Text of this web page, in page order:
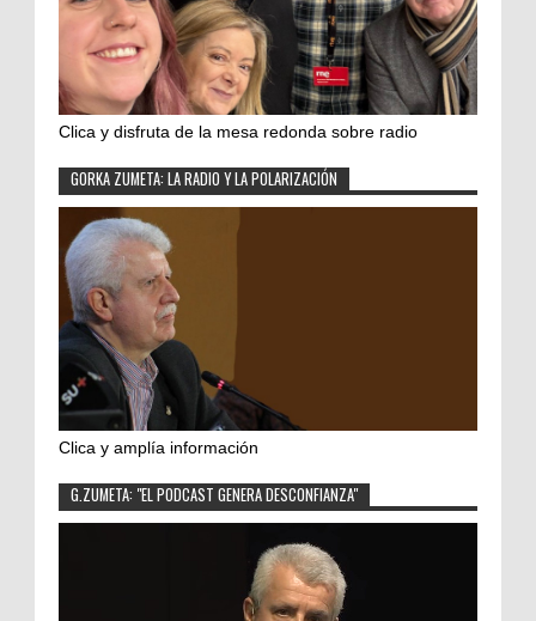
Clica y disfruta de la mesa redonda sobre radio
GORKA ZUMETA: LA RADIO Y LA POLARIZACIÓN
Clica y amplía información
G.ZUMETA: "EL PODCAST GENERA DESCONFIANZA"